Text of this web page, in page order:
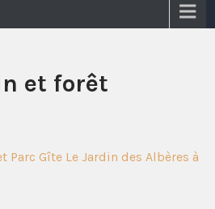
et forêt
Gîte Le Jardin des Albères à